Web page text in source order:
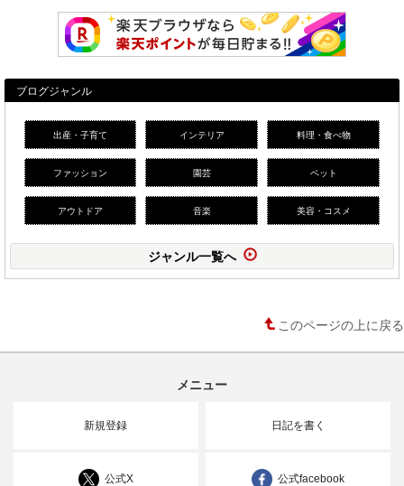
ブログジャンル
出産・子育て インテリア 料理・食べ物
ファッション 園芸 ペット
アウトドア 音楽 美容・コスメ
ジャンル一覧へ
このページの上に戻る
メニュー
新規登録 日記を書く
公式X 公式facebook